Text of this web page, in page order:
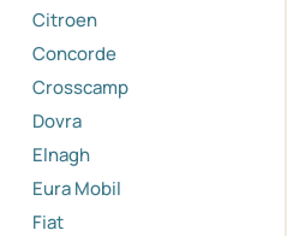
Citroen
Concorde
Crosscamp
Dovra
Elnagh
Eura Mobil
Fiat